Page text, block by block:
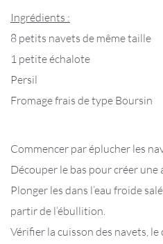
Ingrédients :
8 petits navets de même taille
1 petite échalote
Persil
Fromage frais de type Boursin
Commencer par éplucher les
Découper le bas pour créer une
Plonger les dans l’eau froide
partir de l’ébullition.
Vérifier la cuisson des navets,